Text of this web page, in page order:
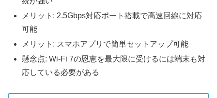
メリット: 2.5Gbps対応ポート搭載で高速回線に対応
可能
メリット: スマホアプリで簡単セットアップ可能
懸念点: Wi-Fi 7の恩恵を最大限に受けるには端末も対
応している必要がある